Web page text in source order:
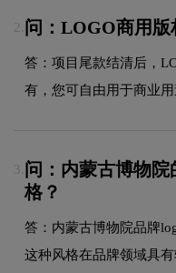
2. 问：LOGO商用版
答：项目尾款结清后，
有，您可自由用于商业
3. 问：内蒙古博物
格？
答：内蒙古博物院品牌
这种风格在品牌领域具